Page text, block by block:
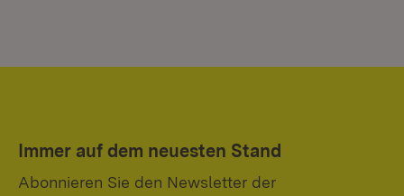
Immer auf dem neuesten Stand
Abonnieren Sie den Newsletter der